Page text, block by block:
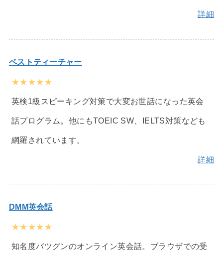
詳細
ベストティーチャー
★★★★★
英検1級スピーキング対策で大変お世話になった英会
話プログラム。他にもTOEIC SW、IELTS対策なども
網羅されています。
詳細
DMM英会話
★★★★★
知名度バツグンのオンライン英会話。ブラウザでの受